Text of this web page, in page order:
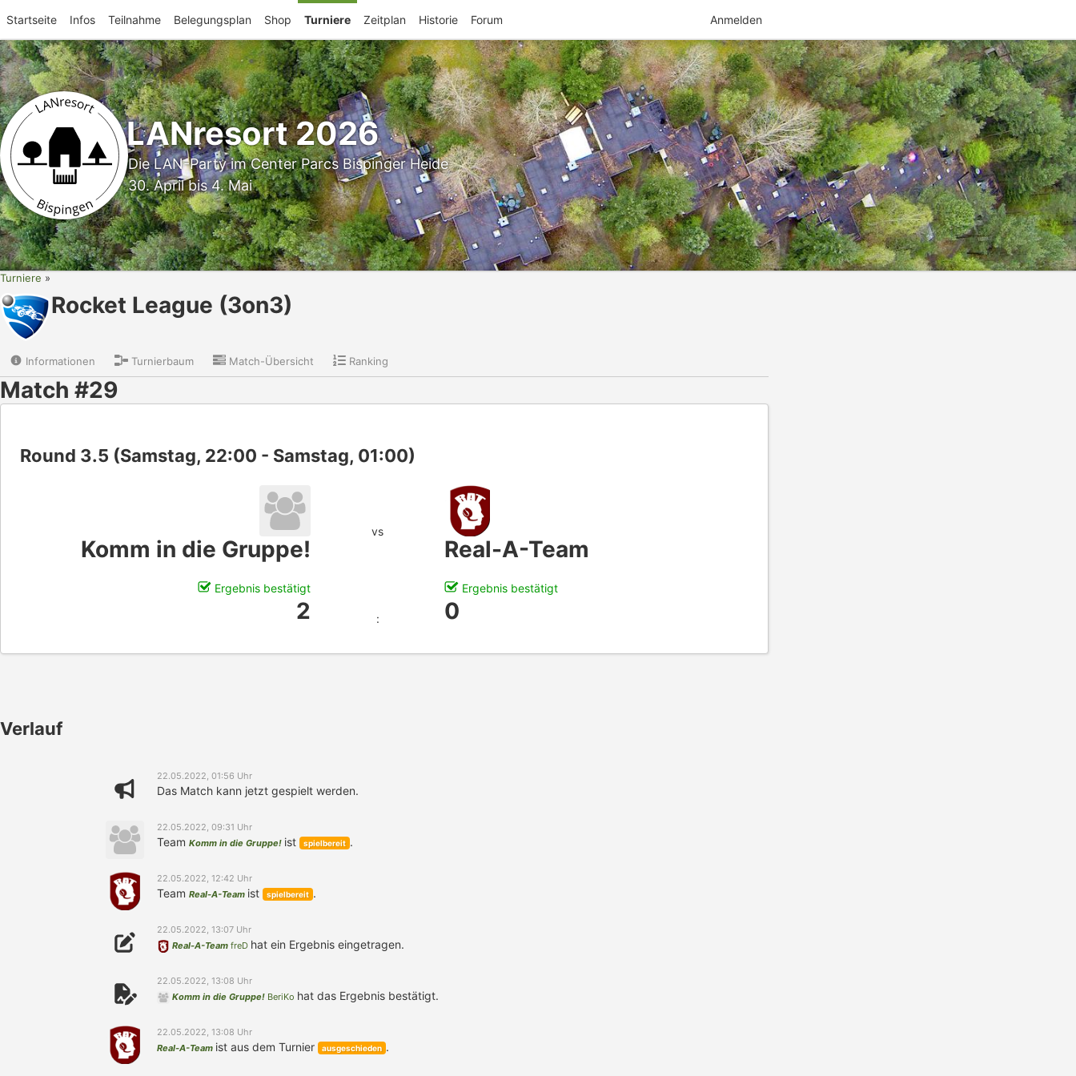
Startseite Infos Teilnahme Belegungsplan Shop Turniere Zeitplan Historie Forum Anmelden
LANresort 2026
Die LAN-Party im Center Parcs Bispinger Heide
30. April bis 4. Mai
Turniere
Rocket League (3on3)
Informationen Turnierbaum Match-Übersicht Ranking
Match #29
Round 3.5 (Samstag, 22:00 - Samstag, 01:00)
Komm in die Gruppe!
vs
Real-A-Team
Ergebnis bestätigt Ergebnis bestätigt
2 : 0
Verlauf
22.05.2022, 01:56 Uhr
Das Match kann jetzt gespielt werden.
22.05.2022, 09:31 Uhr
Team Komm in die Gruppe! ist spielbereit .
22.05.2022, 12:42 Uhr
Team Real-A-Team ist spielbereit .
22.05.2022, 13:07 Uhr
Real-A-Team freD hat ein Ergebnis eingetragen.
22.05.2022, 13:08 Uhr
Komm in die Gruppe! BeriKo hat das Ergebnis bestätigt.
22.05.2022, 13:08 Uhr
Real-A-Team ist aus dem Turnier ausgeschieden .